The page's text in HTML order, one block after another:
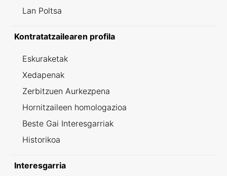
Lan Poltsa
Kontratatzailearen profila
Eskuraketak
Xedapenak
Zerbitzuen Aurkezpena
Hornitzaileen homologazioa
Beste Gai Interesgarriak
Historikoa
Interesgarria